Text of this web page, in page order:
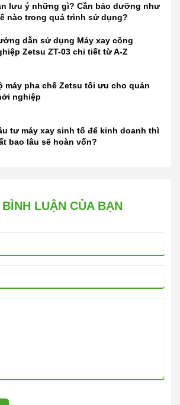
lưu ý những gì? Cần bảo dưỡng như
nào trong quá trình sử dụng?
dẫn sử dụng Máy xay công
Zetsu ZT-03 chi tiết từ A-Z
máy pha chế Zetsu tối ưu cho quán
nghiệp
tư máy xay sinh tố để kinh doanh thì
bao lâu sẽ hoàn vốn?
LUẬN CỦA BẠN